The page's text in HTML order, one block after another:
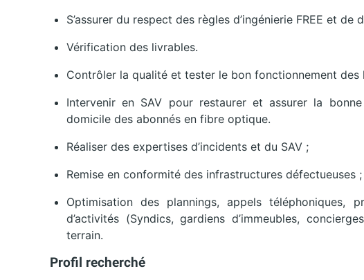
S’assurer du respect des règles d’ingénierie FREE et
Vérification des livrables.
Contrôler la qualité et tester le bon fonctionnement des
Intervenir en SAV pour restaurer et assurer la
domicile des abonnés en fibre optique.
Réaliser des expertises d’incidents et du SAV ;
Remise en conformité des infrastructures défectueuses ;
Optimisation des plannings, appels téléphoniques,
d’activités (Syndics, gardiens d’immeubles,
terrain.
Profil recherché